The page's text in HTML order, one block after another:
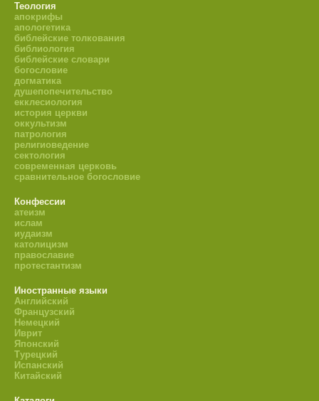
Теология
апокрифы
апологетика
библейские толкования
библиология
библейские словари
богословие
догматика
душепопечительство
екклесиология
история церкви
оккультизм
патрология
религиоведение
сектология
современная церковь
сравнительное богословие
Конфессии
атеизм
ислам
иудаизм
католицизм
православие
протестантизм
Иностранные языки
Английский
Французский
Немецкий
Иврит
Японский
Турецкий
Испанский
Китайский